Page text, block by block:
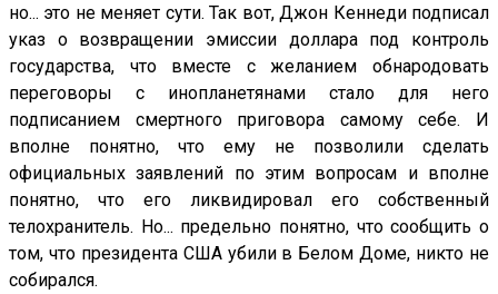
но... это не меняет сути. Так вот, Джон Кеннеди подписал
указ о возвращении эмиссии доллара под контроль
государства, что вместе с желанием обнародовать
переговоры с инопланетянами стало для него
подписанием смертного приговора самому себе. И
вполне понятно, что ему не позволили сделать
официальных заявлений по этим вопросам и вполне
понятно, что его ликвидировал его собственный
телохранитель. Но... предельно понятно, что сообщить о
том, что президента США убили в Белом Доме, никто не
собирался.